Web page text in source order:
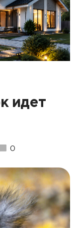
идет
0